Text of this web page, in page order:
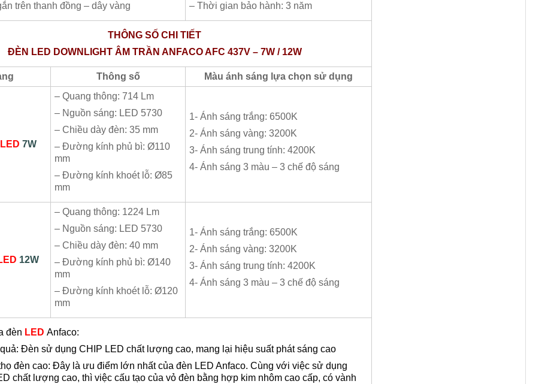
trên thanh đồng – dây vàng
– Thời gian bảo hành: 3 năm
THÔNG SỐ CHI TIẾT
ĐÈN LED DOWNLIGHT ÂM TRẦN ANFACO AFC 437V – 7W / 12W
Thông số Màu ánh sáng lựa chọn sử dụng
LED 7W
– Quang thông: 714 Lm
– Nguồn sáng: LED 5730
– Chiều dày đèn: 35 mm
– Đường kính phủ bì: Ø110
mm
– Đường kính khoét lỗ: Ø85
mm
1- Ánh sáng trắng: 6500K
2- Ánh sáng vàng: 3200K
3- Ánh sáng trung tính: 4200K
4- Ánh sáng 3 màu – 3 chế độ sáng
12W
– Quang thông: 1224 Lm
– Nguồn sáng: LED 5730
– Chiều dày đèn: 40 mm
– Đường kính phủ bì: Ø140
mm
– Đường kính khoét lỗ: Ø120
mm
1- Ánh sáng trắng: 6500K
2- Ánh sáng vàng: 3200K
3- Ánh sáng trung tính: 4200K
4- Ánh sáng 3 màu – 3 chế độ sáng
đèn LED Anfaco:
Đèn sử dụng CHIP LED chất lượng cao, mang lại hiệu suất phát sáng cao
đèn cao: Đây là ưu điểm lớn nhất của đèn LED Anfaco. Cùng với việc sử dụng
chất lượng cao, thì việc cấu tạo của vỏ đèn bằng hợp kim nhôm cao cấp, có vành